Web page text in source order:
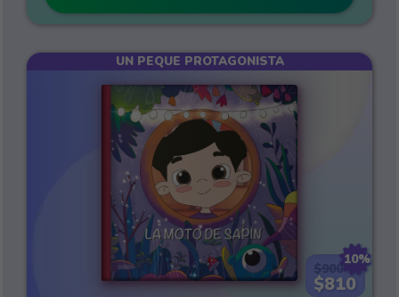
10%
$900
$810
UN PEQUE PROTAGONISTA